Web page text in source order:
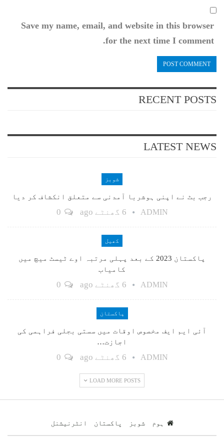
Save my name, email, and website in this browser
for the next time I comment.
RECENT POSTS
LATEST NEWS
شوبز
رجب بٹ نے اپنی ہوشربا آمدنی سے متعلق انکشاف کر دیا
ADMIN 6 گھنٹے ago
کھیل
پاکستان 2023 کے بعد پہلی مرتبہ اوے ٹیسٹ میچ میں
کامیاب
ADMIN 6 گھنٹے ago
پاکستان
آئی ایم ایف مخصوص اوقات میں سستی بجلی فراہمی کی
اجازت…
ADMIN 6 گھنٹے ago
LOAD MORE POSTS
ہوم شوبز پاکستان انٹرنیشنل